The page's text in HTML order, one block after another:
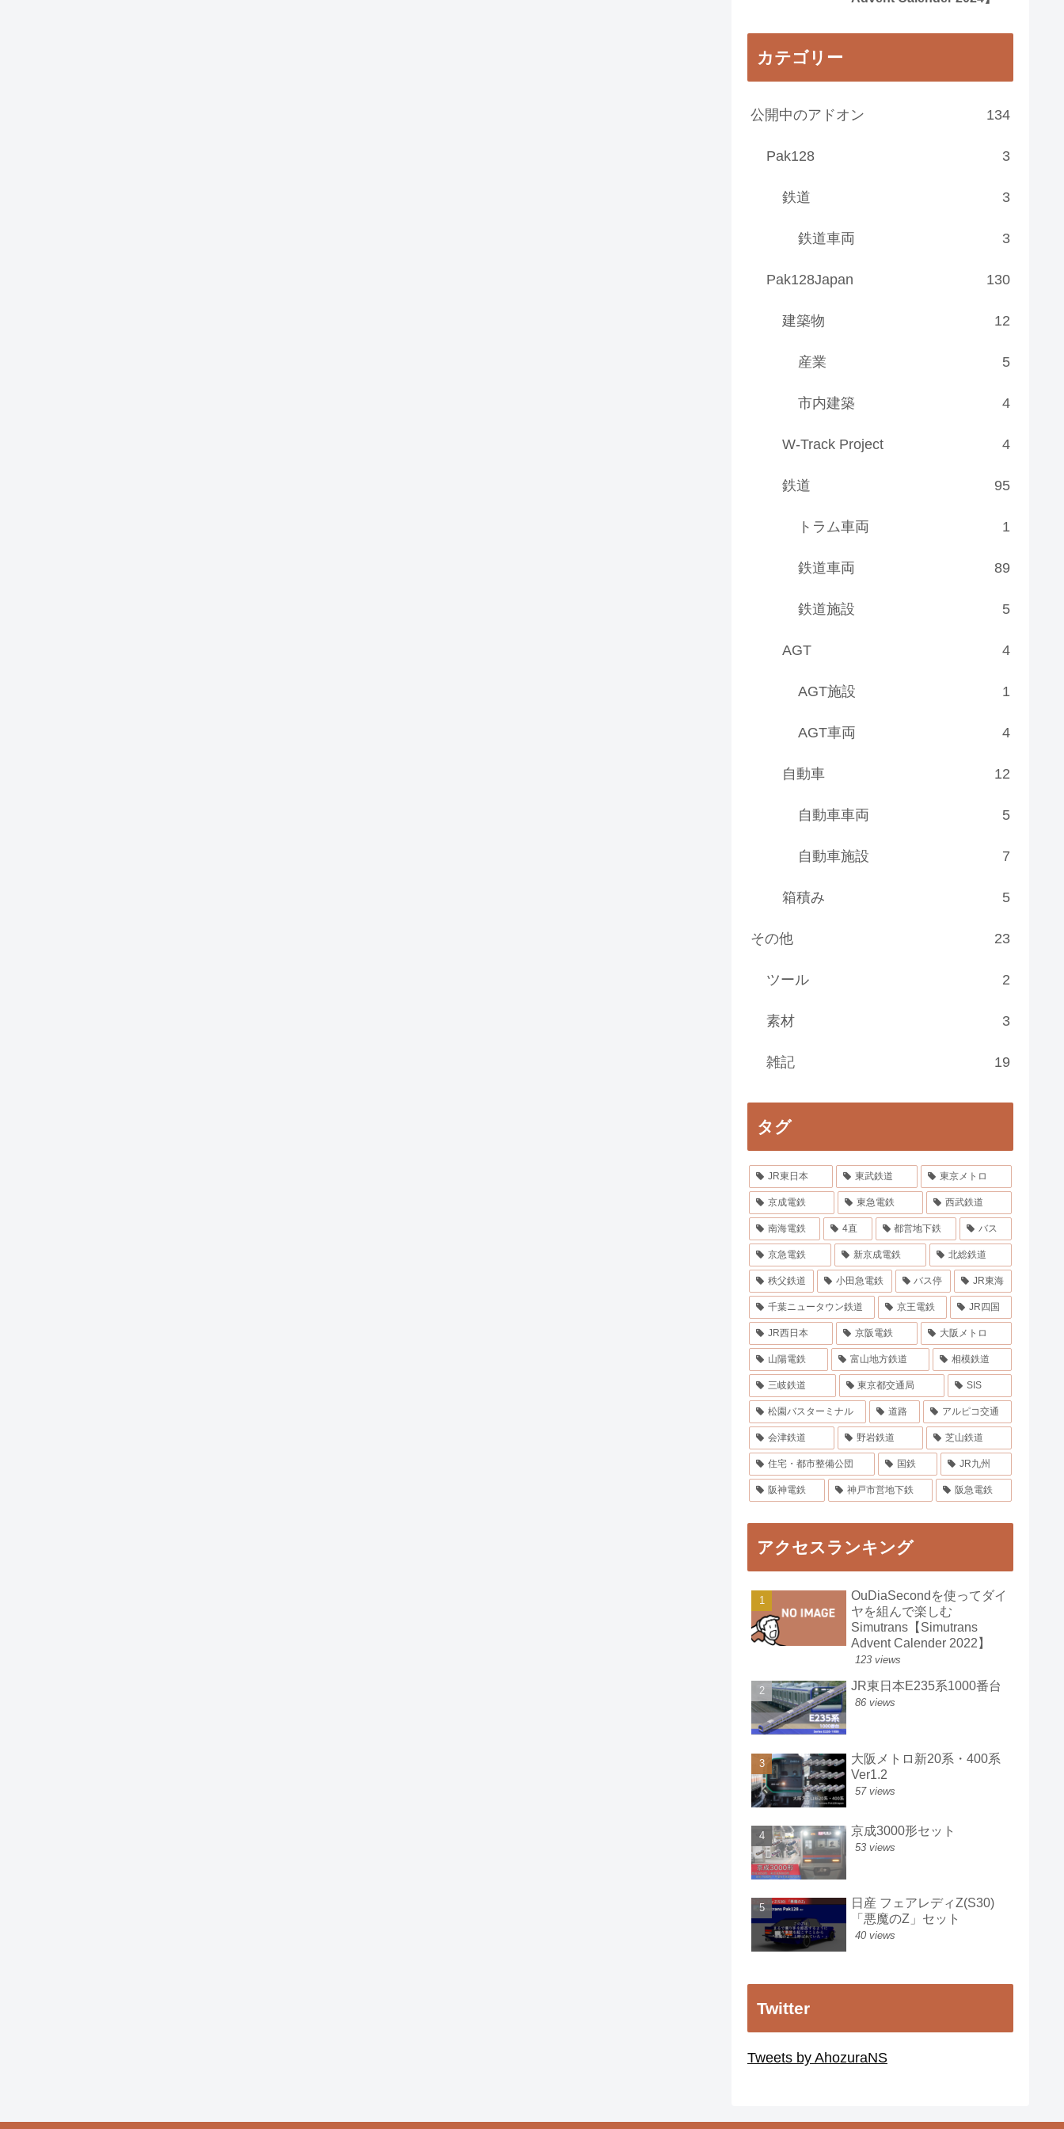
カテゴリー
公開中のアドオン 134
Pak128 3
鉄道 3
鉄道車両 3
Pak128Japan 130
建築物 12
産業 5
市内建築 4
W-Track Project 4
鉄道 95
トラム車両 1
鉄道車両 89
鉄道施設 5
AGT 4
AGT施設 1
AGT車両 4
自動車 12
自動車車両 5
自動車施設 7
箱積み 5
その他 23
ツール 2
素材 3
雑記 19
タグ
JR東日本 東武鉄道 東京メトロ
京成電鉄 東急電鉄 西武鉄道
南海電鉄 4直 都営地下鉄 バス
京急電鉄 新京成電鉄 北総鉄道
秩父鉄道 小田急電鉄 バス停 JR東海
千葉ニュータウン鉄道 京王電鉄 JR四国
JR西日本 京阪電鉄 大阪メトロ
山陽電鉄 富山地方鉄道 相模鉄道
三岐鉄道 東京都交通局 SIS
松園バスターミナル 道路 アルピコ交通
会津鉄道 野岩鉄道 芝山鉄道
住宅・都市整備公団 国鉄 JR九州
阪神電鉄 神戸市営地下鉄 阪急電鉄
アクセスランキング
OuDiaSecondを使ってダイ
ヤを組んで楽しむ
Simutrans【Simutrans
Advent Calender 2022】
123 views
JR東日本E235系1000番台
86 views
大阪メトロ新20系・400系
Ver1.2
57 views
京成3000形セット
53 views
日産 フェアレディZ(S30)
「悪魔のZ」セット
40 views
Twitter
Tweets by AhozuraNS